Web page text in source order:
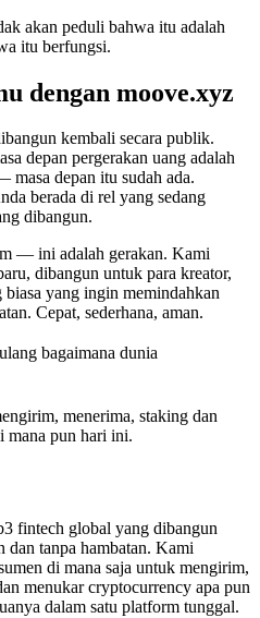
akan peduli bahwa itu adalah
itu berfungsi.
dengan moove.xyz
kembali secara publik.
depan pergerakan uang adalah
masa depan itu sudah ada.
berada di rel yang sedang
dibangun.
— ini adalah gerakan. Kami
dibangun untuk para kreator,
yang ingin memindahkan
Cepat, sederhana, aman.
bagaimana dunia
menerima, staking dan
mana pun hari ini.
fintech global yang dibangun
dan tanpa hambatan. Kami
di mana saja untuk mengirim,
menukar cryptocurrency apa pun
dalam satu platform tunggal.